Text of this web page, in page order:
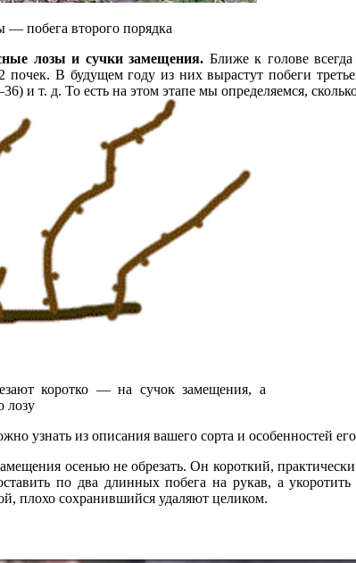
— побега второго порядка
лозы и сучки замещения. Ближе к голове
почек. В будущем году из них вырастут побеги
и т. д. То есть на этом этапе мы определяемся,
коротко — на сучок замещения, а
лозу
узнать из описания вашего сорта и особенностей
осенью не обрезать. Он короткий,
по два длинных побега на рукав, а
плохо сохранившийся удаляют целиком.